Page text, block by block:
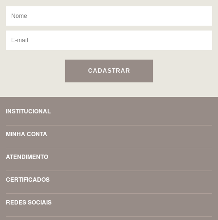
CADASTRAR
INSTITUCIONAL
MINHA CONTA
ATENDIMENTO
CERTIFICADOS
REDES SOCIAIS